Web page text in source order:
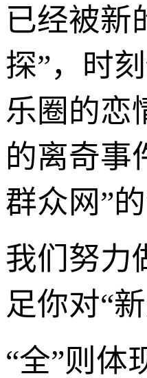
已经被新
探”，时
乐圈的恋
的离奇事
群众网”的
我们努力
足你对“
“全”则体